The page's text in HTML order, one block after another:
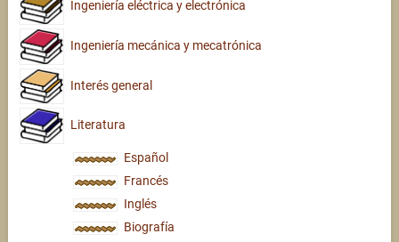
Ingeniería eléctrica y electrónica
Ingeniería mecánica y mecatrónica
Interés general
Literatura
Español
Francés
Inglés
Biografía